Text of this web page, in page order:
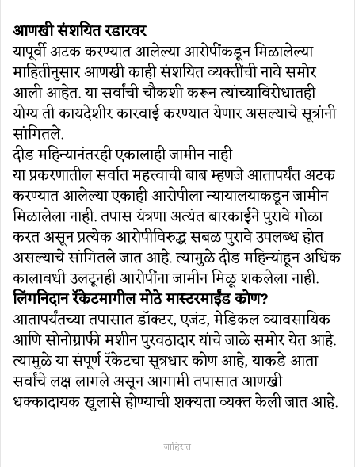
आणखी संशयित रडारवर
यापूर्वी अटक करण्यात आलेल्या आरोपींकडून मिळालेल्या
माहितीनुसार आणखी काही संशयित व्यक्तींची नावे समोर
आली आहेत. या सर्वांची चौकशी करून त्यांच्याविरोधातही
योग्य ती कायदेशीर कारवाई करण्यात येणार असल्याचे सूत्रांनी
सांगितले.
दीड महिन्यानंतरही एकालाही जामीन नाही
या प्रकरणातील सर्वात महत्त्वाची बाब म्हणजे आतापर्यंत अटक
करण्यात आलेल्या एकाही आरोपीला न्यायालयाकडून जामीन
मिळालेला नाही. तपास यंत्रणा अत्यंत बारकाईने पुरावे गोळा
करत असून प्रत्येक आरोपीविरुद्ध सबळ पुरावे उपलब्ध होत
असल्याचे सांगितले जात आहे. त्यामुळे दीड महिन्यांहून अधिक
कालावधी उलटूनही आरोपींना जामीन मिळू शकलेला नाही.
लिंगनिदान रॅकेटमागील मोठे मास्टरमाईंड कोण?
आतापर्यंतच्या तपासात डॉक्टर, एजंट, मेडिकल व्यावसायिक
आणि सोनोग्राफी मशीन पुरवठादार यांचे जाळे समोर येत आहे.
त्यामुळे या संपूर्ण रॅकेटचा सूत्रधार कोण आहे, याकडे आता
सर्वांचे लक्ष लागले असून आगामी तपासात आणखी
धक्कादायक खुलासे होण्याची शक्यता व्यक्त केली जात आहे.
जाहिरात